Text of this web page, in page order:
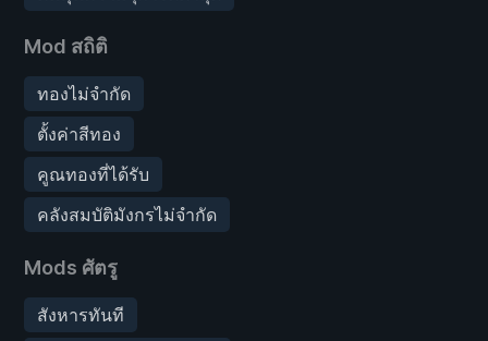
Mod สถิติ
ทองไม่จำกัด
ตั้งค่าสีทอง
คูณทองที่ได้รับ
คลังสมบัติมังกรไม่จำกัด
Mods ศัตรู
สังหารทันที